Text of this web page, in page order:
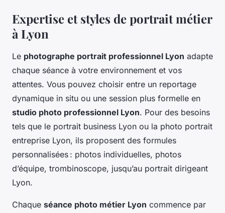
Expertise et styles de portrait métier
à Lyon
Le photographe portrait professionnel Lyon adapte
chaque séance à votre environnement et vos
attentes. Vous pouvez choisir entre un reportage
dynamique in situ ou une session plus formelle en
studio photo professionnel Lyon. Pour des besoins
tels que le portrait business Lyon ou la photo portrait
entreprise Lyon, ils proposent des formules
personnalisées : photos individuelles, photos
d’équipe, trombinoscope, jusqu’au portrait dirigeant
Lyon.
Chaque séance photo métier Lyon commence par